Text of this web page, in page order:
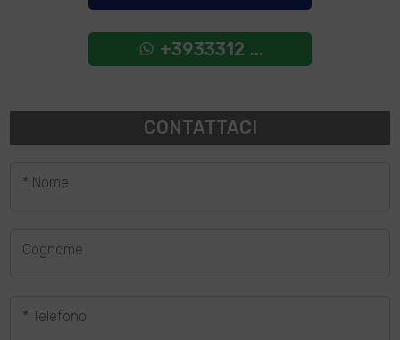
+3933312 ...
CONTATTACI
* Nome
Cognome
* Telefono